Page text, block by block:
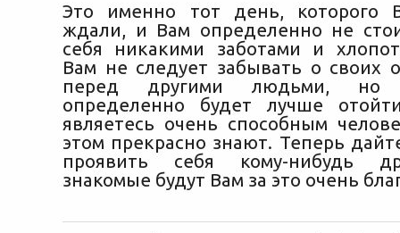
Это именно тот день, которого
ждали, и Вам определенно не
себя никакими заботами и
Вам не следует забывать о своих
перед другими людьми, но
определенно будет лучше
являетесь очень способным
этом прекрасно знают. Теперь
проявить себя кому-нибудь
знакомые будут Вам за это очень